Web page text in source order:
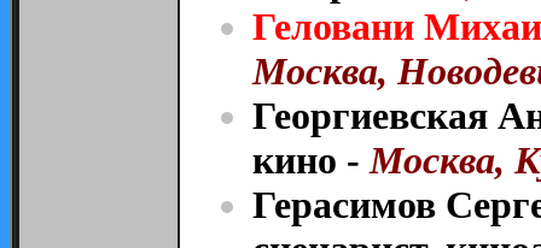
Геловани
Москва,
Георгиевская
кино - Москва,
Герасимов